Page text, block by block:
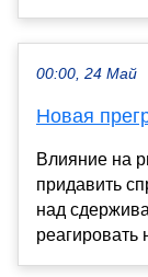
00:00, 24 Май
Новая
Влияние на
придавить
над
реагировать